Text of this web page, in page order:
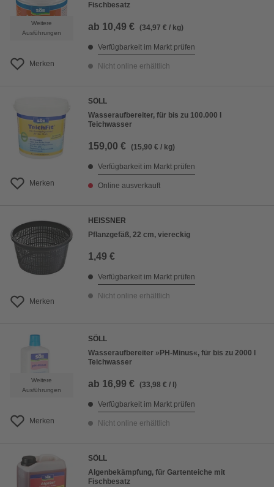
Weitere
Ausführungen
Merken
Fischbesatz
ab 10,49 € (34,97 € / kg)
Verfügbarkeit im Markt prüfen
Nicht online erhältlich
Merken
SÖLL
Wasseraufbereiter, für bis zu 100.000 l
Teichwasser
159,00 € (15,90 € / kg)
Verfügbarkeit im Markt prüfen
Online ausverkauft
Merken
HEISSNER
Pflanzgefäß, 22 cm, viereckig
1,49 €
Verfügbarkeit im Markt prüfen
Nicht online erhältlich
Weitere
Ausführungen
Merken
SÖLL
Wasseraufbereiter »PH-Minus«, für bis zu 2000 l
Teichwasser
ab 16,99 € (33,98 € / l)
Verfügbarkeit im Markt prüfen
Nicht online erhältlich
SÖLL
Algenbekämpfung, für Gartenteiche mit
Fischbesatz